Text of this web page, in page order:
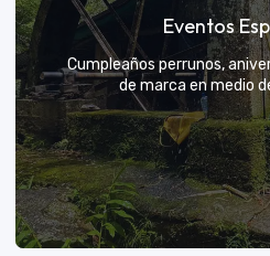
Aprende de expertos a
propio
VER
Eventos
Cumpleaños perrunos,
de marca en medio